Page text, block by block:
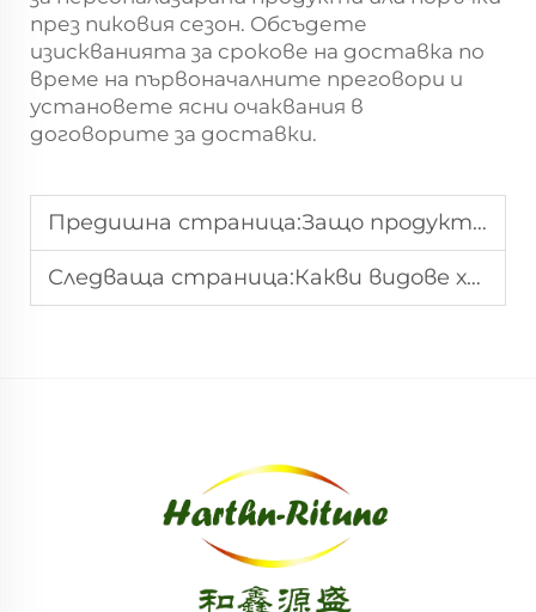
през пиковия сезон. Обсъдете
изискванията за срокове на доставка по
време на първоначалните преговори и
установете ясни очаквания в
договорите за доставки.
Предишна страница:Защо продуктите от пържени зеленчуци са привлекателни за търговци на едро
Следваща страница:Какви видове хрупкави зеленчуци са в голямо търсене на износни пазари